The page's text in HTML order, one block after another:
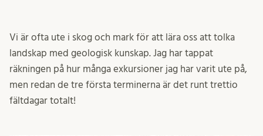
Vi är ofta ute i skog och mark för att lära oss att tolka
landskap med geologisk kunskap. Jag har tappat
räkningen på hur många exkursioner jag har varit ute på,
men redan de tre första terminerna är det runt trettio
fältdagar totalt!